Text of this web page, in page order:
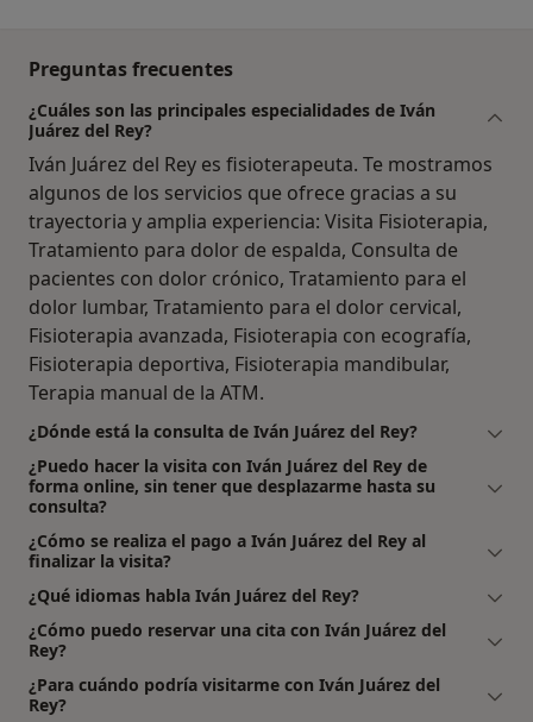
Preguntas frecuentes
¿Cuáles son las principales especialidades de Iván
Juárez del Rey?
Iván Juárez del Rey es fisioterapeuta. Te mostramos
algunos de los servicios que ofrece gracias a su
trayectoria y amplia experiencia: Visita Fisioterapia,
Tratamiento para dolor de espalda, Consulta de
pacientes con dolor crónico, Tratamiento para el
dolor lumbar, Tratamiento para el dolor cervical,
Fisioterapia avanzada, Fisioterapia con ecografía,
Fisioterapia deportiva, Fisioterapia mandibular,
Terapia manual de la ATM.
¿Dónde está la consulta de Iván Juárez del Rey?
¿Puedo hacer la visita con Iván Juárez del Rey de
forma online, sin tener que desplazarme hasta su
consulta?
¿Cómo se realiza el pago a Iván Juárez del Rey al
finalizar la visita?
¿Qué idiomas habla Iván Juárez del Rey?
¿Cómo puedo reservar una cita con Iván Juárez del
Rey?
¿Para cuándo podría visitarme con Iván Juárez del
Rey?